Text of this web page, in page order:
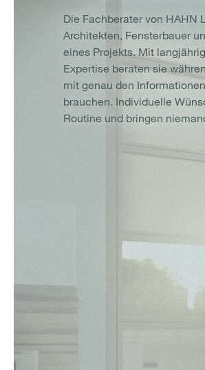
Die Fachberater von HAHN
Architekten, Fensterbauer
eines Projekts. Mit
Expertise beraten sie
mit genau den
brauchen. Individuelle
Routine und bringen